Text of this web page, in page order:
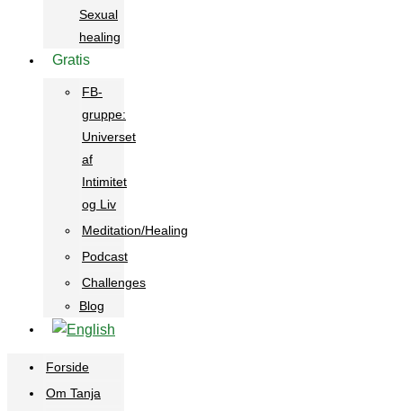
Sexual
healing
Gratis
FB-
gruppe:
Universet
af
Intimitet
og Liv
Meditation/Healing
Podcast
Challenges
Blog
Forside
Om Tanja